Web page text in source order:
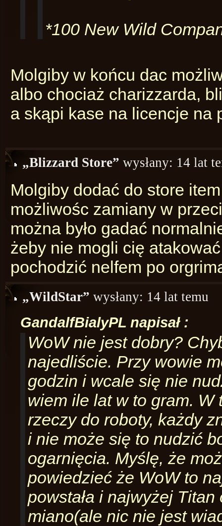
*100 New Wild
Molgiby w końcu dac
albo chociaż charizzarda,
a skąpi kase na licencje na
„Blizzard Store” wysłany: 14 lat
Molgiby dodać do store
możliwośc zamiany w
można było gadać
żeby nie mogli cię
pochodzić nelfem po
„WildStar” wysłany: 14 lat temu
GandalfBialyPL napisał :
WoW nie jest dobry?
najedliście. Przy wowie
godzin i wcale się nie
wiem ile lat w to gram. W
rzeczy do roboty, każdy
i nie może się to nudzić
ogarnięcia. Myślę, że
powiedzieć że WoW to
powstała i najwyżej
miano(ale nic nie jest